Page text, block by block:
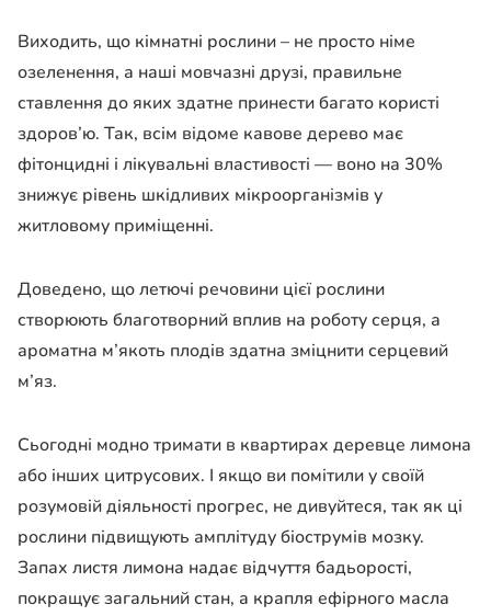
Виходить, що кімнатні рослини – не просто німе
озеленення, а наші мовчазні друзі, правильне
ставлення до яких здатне принести багато користі
здоров’ю. Так, всім відоме кавове дерево має
фітонцидні і лікувальні властивості — воно на 30%
знижує рівень шкідливих мікроорганізмів у
житловому приміщенні.
Доведено, що летючі речовини цієї рослини
створюють благотворний вплив на роботу серця, а
ароматна м’якоть плодів здатна зміцнити серцевий
м’яз.
Сьогодні модно тримати в квартирах деревце лимона
або інших цитрусових. І якщо ви помітили у своїй
розумовій діяльності прогрес, не дивуйтеся, так як ці
рослини підвищують амплітуду біострумів мозку.
Запах листя лимона надає відчуття бадьорості,
покращує загальний стан, а крапля ефірного масла